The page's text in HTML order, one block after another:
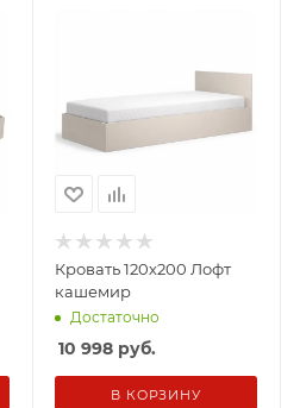
Кровать 120х200 Лофт
кашемир
Достаточно
10 998 руб.
В КОРЗИНУ